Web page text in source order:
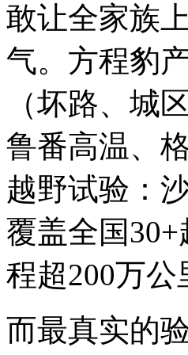
敢让全家族
气。方程豹
（坏路、城
鲁番高温、
越野试验：
覆盖全国
程超200万公
而最真实的